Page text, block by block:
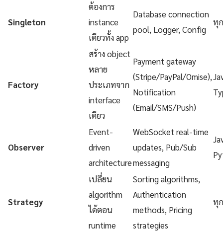
Singleton
ต้องการ
instance
เดียวทั้ง app
Database connection
pool, Logger, Config
ทุ
Factory
สร้าง object
หลาย
ประเภทจาก
interface
เดียว
Payment gateway
(Stripe/PayPal/Omise),
Notification
(Email/SMS/Push)
Observer
Event-
driven
architecture
WebSocket real-time
updates, Pub/Sub
messaging
Strategy
เปลี่ยน
algorithm
ได้ตอน
runtime
Sorting algorithms,
Authentication
methods, Pricing
strategies
ทุ